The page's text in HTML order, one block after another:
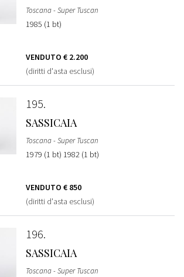
Toscana - Super Tuscan
1985 (1 bt)
VENDUTO € 2.200
(diritti d'asta esclusi)
195
SASSICAIA
Toscana - Super Tuscan
1979 (1 bt) 1982 (1 bt)
VENDUTO € 850
(diritti d'asta esclusi)
196
SASSICAIA
Toscana - Super Tuscan